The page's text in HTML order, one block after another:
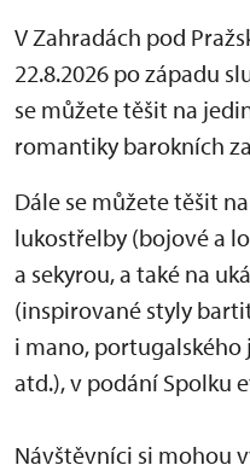
V Zahradách pod
22.8.2026 po západu
se můžete těšit na
romantiky barokních
Dále se můžete těšit
lukostřelby (bojové a
a sekyrou, a také na
(inspirované styly
i mano, portugalského
atd.), v podání Spolku
Návštěvníci si mohou